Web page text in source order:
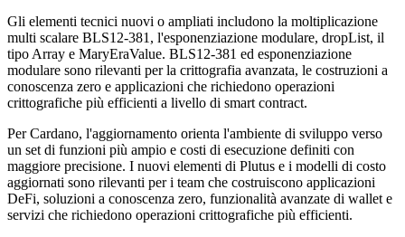
Gli elementi tecnici nuovi o ampliati includono la moltiplicazione
multi scalare BLS12-381, l'esponenziazione modulare, dropList, il
tipo Array e MaryEraValue. BLS12-381 ed esponenziazione
modulare sono rilevanti per la crittografia avanzata, le costruzioni a
conoscenza zero e applicazioni che richiedono operazioni
crittografiche più efficienti a livello di smart contract.
Per Cardano, l'aggiornamento orienta l'ambiente di sviluppo verso
un set di funzioni più ampio e costi di esecuzione definiti con
maggiore precisione. I nuovi elementi di Plutus e i modelli di costo
aggiornati sono rilevanti per i team che costruiscono applicazioni
DeFi, soluzioni a conoscenza zero, funzionalità avanzate di wallet e
servizi che richiedono operazioni crittografiche più efficienti.